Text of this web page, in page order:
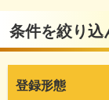
条件を絞り込
登録形態